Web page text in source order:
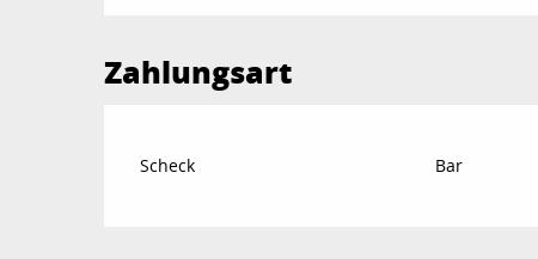
Zahlungsart
Scheck Bar